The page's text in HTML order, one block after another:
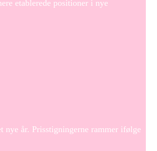
etablerede positioner i nye
år. Prisstigningerne rammer ifølge